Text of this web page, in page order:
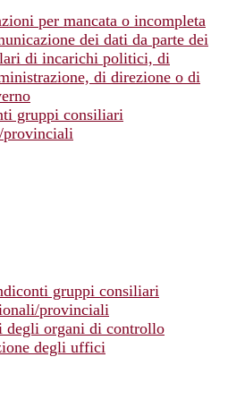
per mancata o incompleta
dei dati da parte dei
di incarichi politici, di
di direzione o di
gruppi consiliari
gruppi consiliari
provinciali
degli organi di controllo
degli uffici